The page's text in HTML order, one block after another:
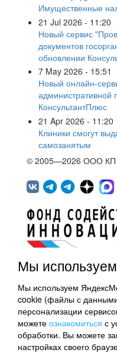
Имущественные
21 Jul 2026 - 11:20
Новый сервис
документов
обновлении
7 May 2026 - 15:51
Новый онлайн-
административной
КонсультантПлюс
21 Apr 2026 - 11:20
Клиники смогут
самозанятым
© 2005—2026 ООО КП
450071, г.Уфа, ул. 50
307
(347) 291 20 70
Контактная
Карта сайта
Мы
Мы используем
cookie (файлы с
персонализации
можете ознакомиться с
обработки. Вы можете
настройках своего